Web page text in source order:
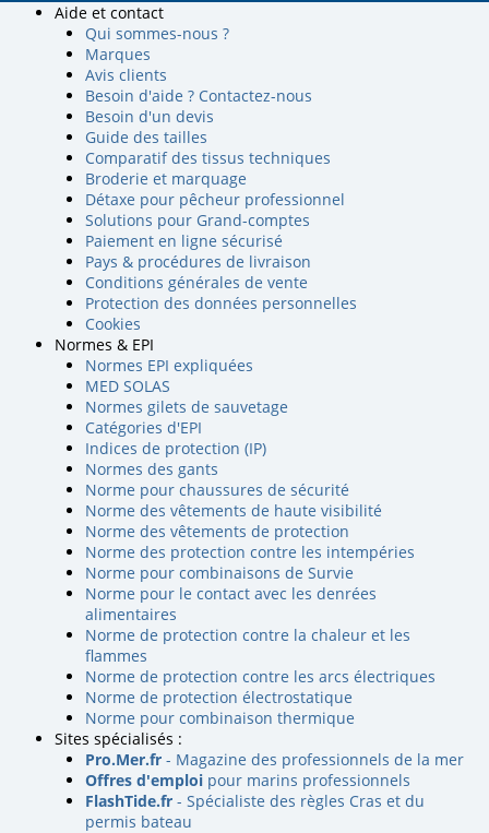
Aide et contact
Qui sommes-nous ?
Marques
Avis clients
Besoin d'aide ? Contactez-nous
Besoin d'un devis
Guide des tailles
Comparatif des tissus techniques
Broderie et marquage
Détaxe pour pêcheur professionnel
Solutions pour Grand-comptes
Paiement en ligne sécurisé
Pays & procédures de livraison
Conditions générales de vente
Protection des données personnelles
Cookies
Normes & EPI
Normes EPI expliquées
MED SOLAS
Normes gilets de sauvetage
Catégories d'EPI
Indices de protection (IP)
Normes des gants
Norme pour chaussures de sécurité
Norme des vêtements de haute visibilité
Norme des vêtements de protection
Norme des protection contre les intempéries
Norme pour combinaisons de Survie
Norme pour le contact avec les denrées
alimentaires
Norme de protection contre la chaleur et les
flammes
Norme de protection contre les arcs électriques
Norme de protection électrostatique
Norme pour combinaison thermique
Sites spécialisés :
Pro.Mer.fr - Magazine des professionnels de la mer
Offres d'emploi pour marins professionnels
FlashTide.fr - Spécialiste des règles Cras et du
permis bateau